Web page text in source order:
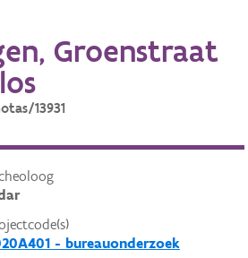
Groenstraat
13931
- bureauonderzoek